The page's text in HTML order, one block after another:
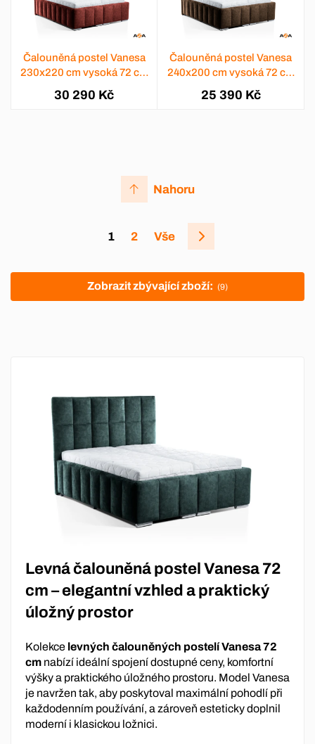
Čalouněná postel Vanesa
230x220 cm vysoká 72 cm
- výběr barev
30 290 Kč
Čalouněná postel Vanesa
240x200 cm vysoká 72 cm
- výběr barev
25 390 Kč
1 2 Vše
Nahoru
Zobrazit zbývající zboží: (9)
Levná čalouněná postel Vanesa 72
cm – elegantní vzhled a praktický
úložný prostor
Kolekce levných čalouněných postelí Vanesa 72
cm nabízí ideální spojení dostupné ceny, komfortní
výšky a praktického úložného prostoru. Model Vanesa
je navržen tak, aby poskytoval maximální pohodlí při
každodenním používání, a zároveň esteticky doplnil
moderní i klasickou ložnici.